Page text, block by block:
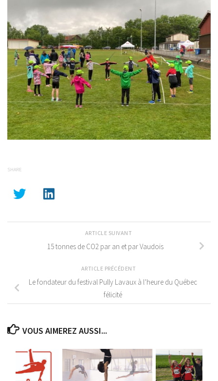
SHARE
ARTICLE SUIVANT
15 tonnes de CO2 par an et par Vaudois
ARTICLE PRÉCÉDENT
Le fondateur du festival Pully Lavaux à l’heure du Québec
félicité
VOUS AIMEREZ AUSSI...